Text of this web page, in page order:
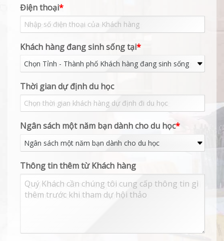
Điện thoại*
Khách hàng đang sinh sống tại*
Thời gian dự định du học
Format:
MM
slash
DD
YYYY
Ngân sách một năm bạn dành cho du học*
Thông tin thêm từ Khách hàng